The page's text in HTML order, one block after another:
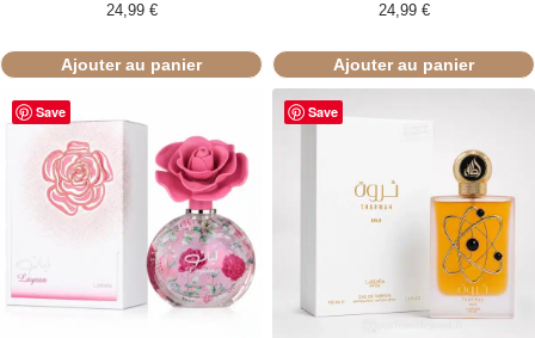
24,99 €
Ajouter au panier
24,99 €
Ajouter au panier
Save Save